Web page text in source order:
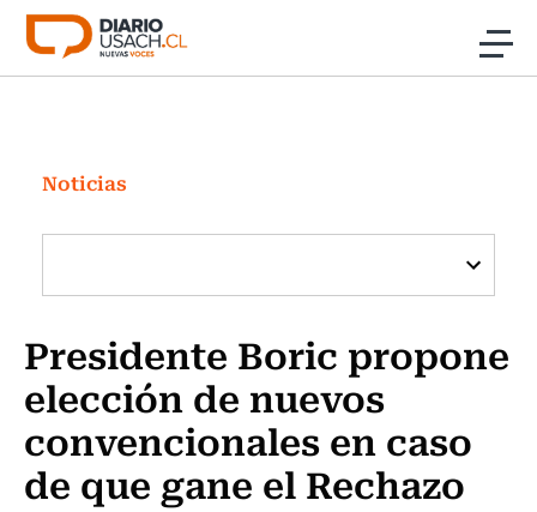
Click acá para ir directamente al contenido
Investigación
Cultura
Programas Radio y TV Usach
Noticias
Presidente Boric propone
elección de nuevos
convencionales en caso
de que gane el Rechazo